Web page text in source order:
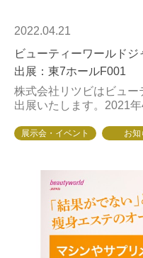
2022.04.21
ビューティーワールドジ
出展：東7ホールF001
株式会社リツビはビュー
出展いたします。2021
スクを外しております。
展示会・イベント お知